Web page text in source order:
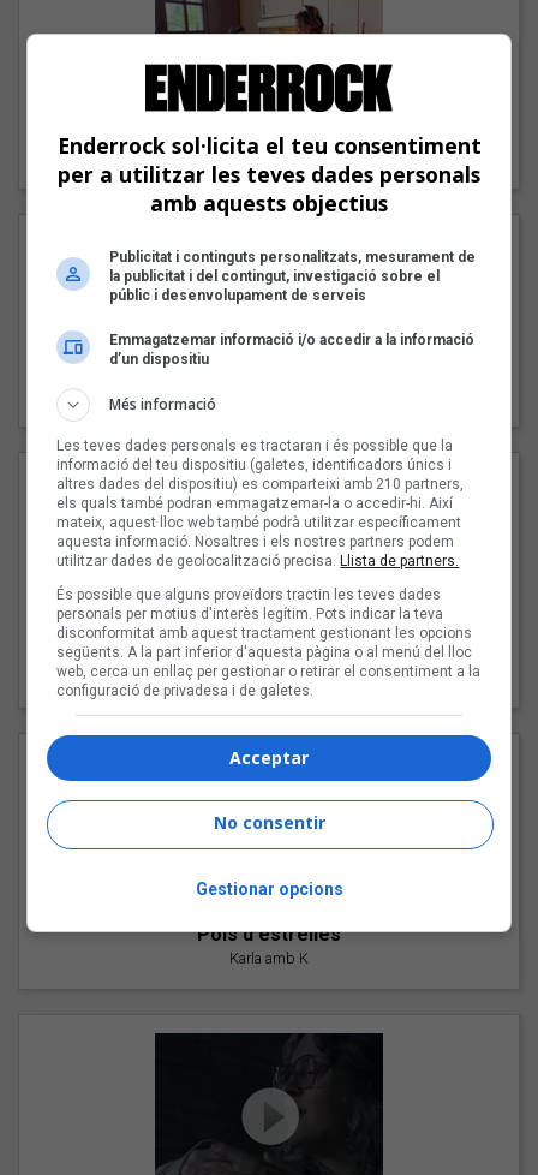
"Lo bueno y lo malo"
Carmen y María
Pep Álvarez amb Joan Muntaner (Xanguito)
"Les cabres"
94 Rules amb Compte
"Pols d'estrelles"
Karla amb K
Enderrock sol·licita el teu consentiment
per a utilitzar les teves dades personals
amb aquests objectius
Publicitat i continguts personalitzats, mesurament de
la publicitat i del contingut, investigació sobre el
públic i desenvolupament de serveis
Emmagatzemar informació i/o accedir a la informació
d’un dispositiu
Més informació
Les teves dades personals es tractaran i és possible que la
informació del teu dispositiu (galetes, identificadors únics i
altres dades del dispositiu) es comparteixi amb 210 partners,
els quals també podran emmagatzemar-la o accedir-hi. Així
mateix, aquest lloc web també podrà utilitzar específicament
aquesta informació. Nosaltres i els nostres partners podem
utilitzar dades de geolocalització precisa. Llista de partners.
És possible que alguns proveïdors tractin les teves dades
personals per motius d'interès legítim. Pots indicar la teva
disconformitat amb aquest tractament gestionant les opcions
següents. A la part inferior d'aquesta pàgina o al menú del lloc
web, cerca un enllaç per gestionar o retirar el consentiment a la
configuració de privadesa i de galetes.
Acceptar
No consentir
Gestionar opcions